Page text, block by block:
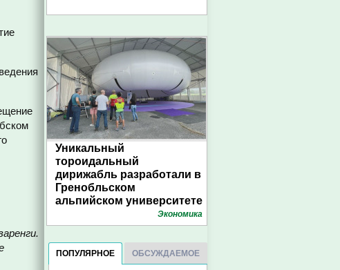
Уникальный
тороидальный
дирижабль разработали в
Гренобльском
альпийском университете
Экономика
ПОПУЛЯРНОЕ ОБСУЖДАЕМОЕ